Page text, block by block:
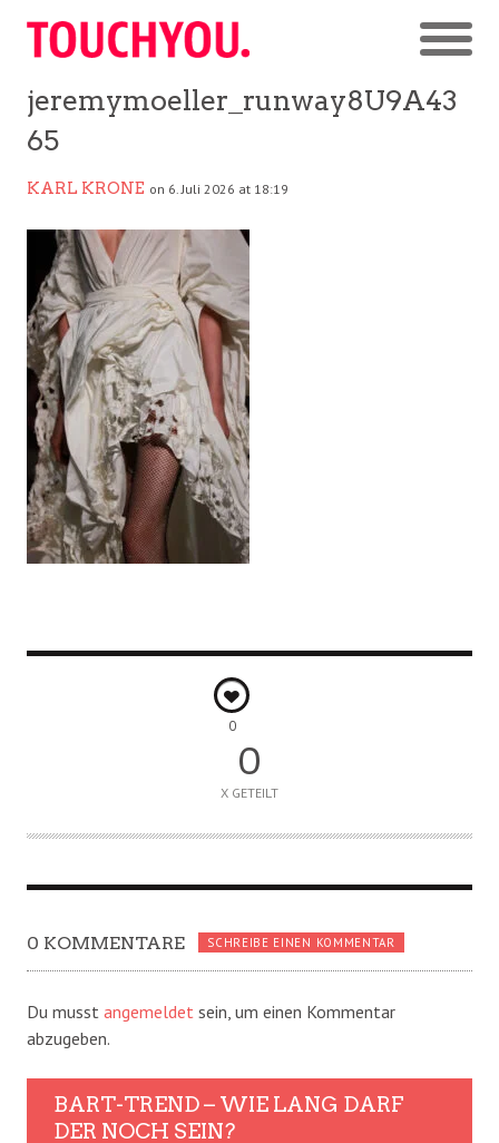
jeremymoeller_runway8U9A43
65
KARL KRONE on 6. Juli 2026 at 18:19
0
0
X GETEILT
0 KOMMENTARE SCHREIBE EINEN KOMMENTAR
Du musst angemeldet sein, um einen Kommentar
abzugeben.
BART-TREND – WIE LANG DARF
DER NOCH SEIN?